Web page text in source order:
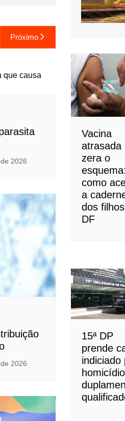
Próximo
2026
2026
Vacina
atrasada
zera o
esquema:
como
a
dos
DF
15ª DP
prende
indiciado
homicídio